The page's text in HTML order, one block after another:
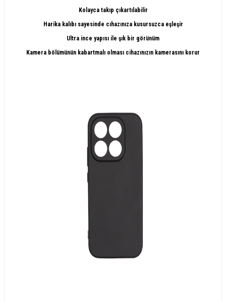
Kolayca takıp çıkartılabilir
Harika kalıbı sayesinde cıhazınıza kusursuzca eşleşir
Ultra ince yapısı ile şık bir görünüm
Kamera bölümünün kabartmalı olması cihazınızın kamerasını korur